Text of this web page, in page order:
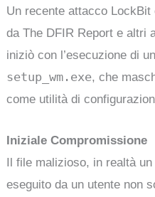
Un recente attacco
da The DFIR Report e altri
iniziò con l’esecuzione di
setup_wm.exe, che
come utilità di
Iniziale Compromissione
Il file malizioso, in realtà
eseguito da un utente non